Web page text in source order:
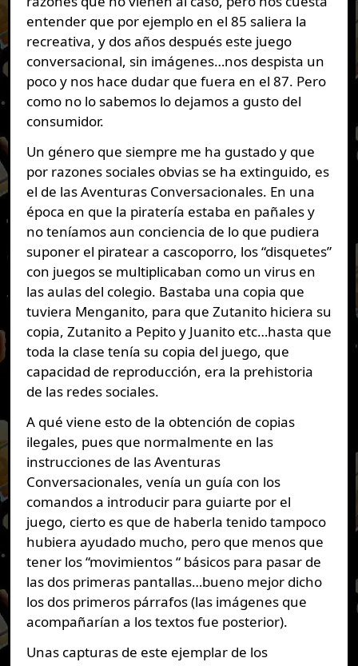
entender que por ejemplo en el 85 saliera la
recreativa, y dos años después este juego
conversacional, sin imágenes…nos despista un
poco y nos hace dudar que fuera en el 87. Pero
como no lo sabemos lo dejamos a gusto del
consumidor.
Un género que siempre me ha gustado y que
por razones sociales obvias se ha extinguido, es
el de las Aventuras Conversacionales. En una
época en que la piratería estaba en pañales y
no teníamos aun conciencia de lo que pudiera
suponer el piratear a cascoporro, los “disquetes”
con juegos se multiplicaban como un virus en
las aulas del colegio. Bastaba una copia que
tuviera Menganito, para que Zutanito hiciera su
copia, Zutanito a Pepito y Juanito etc…hasta que
toda la clase tenía su copia del juego, que
capacidad de reproducción, era la prehistoria
de las redes sociales.
A qué viene esto de la obtención de copias
ilegales, pues que normalmente en las
instrucciones de las Aventuras
Conversacionales, venía un guía con los
comandos a introducir para guiarte por el
juego, cierto es que de haberla tenido tampoco
hubiera ayudado mucho, pero que menos que
tener los “movimientos “ básicos para pasar de
las dos primeras pantallas…bueno mejor dicho
los dos primeros párrafos (las imágenes que
acompañarían a los textos fue posterior).
Unas capturas de este ejemplar de los